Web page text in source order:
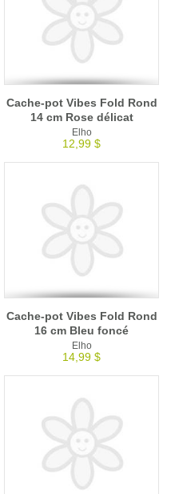
Cache-pot Vibes Fold Rond
14 cm Rose délicat
Elho
12,99 $
Cache-pot Vibes Fold Rond
16 cm Bleu foncé
Elho
14,99 $